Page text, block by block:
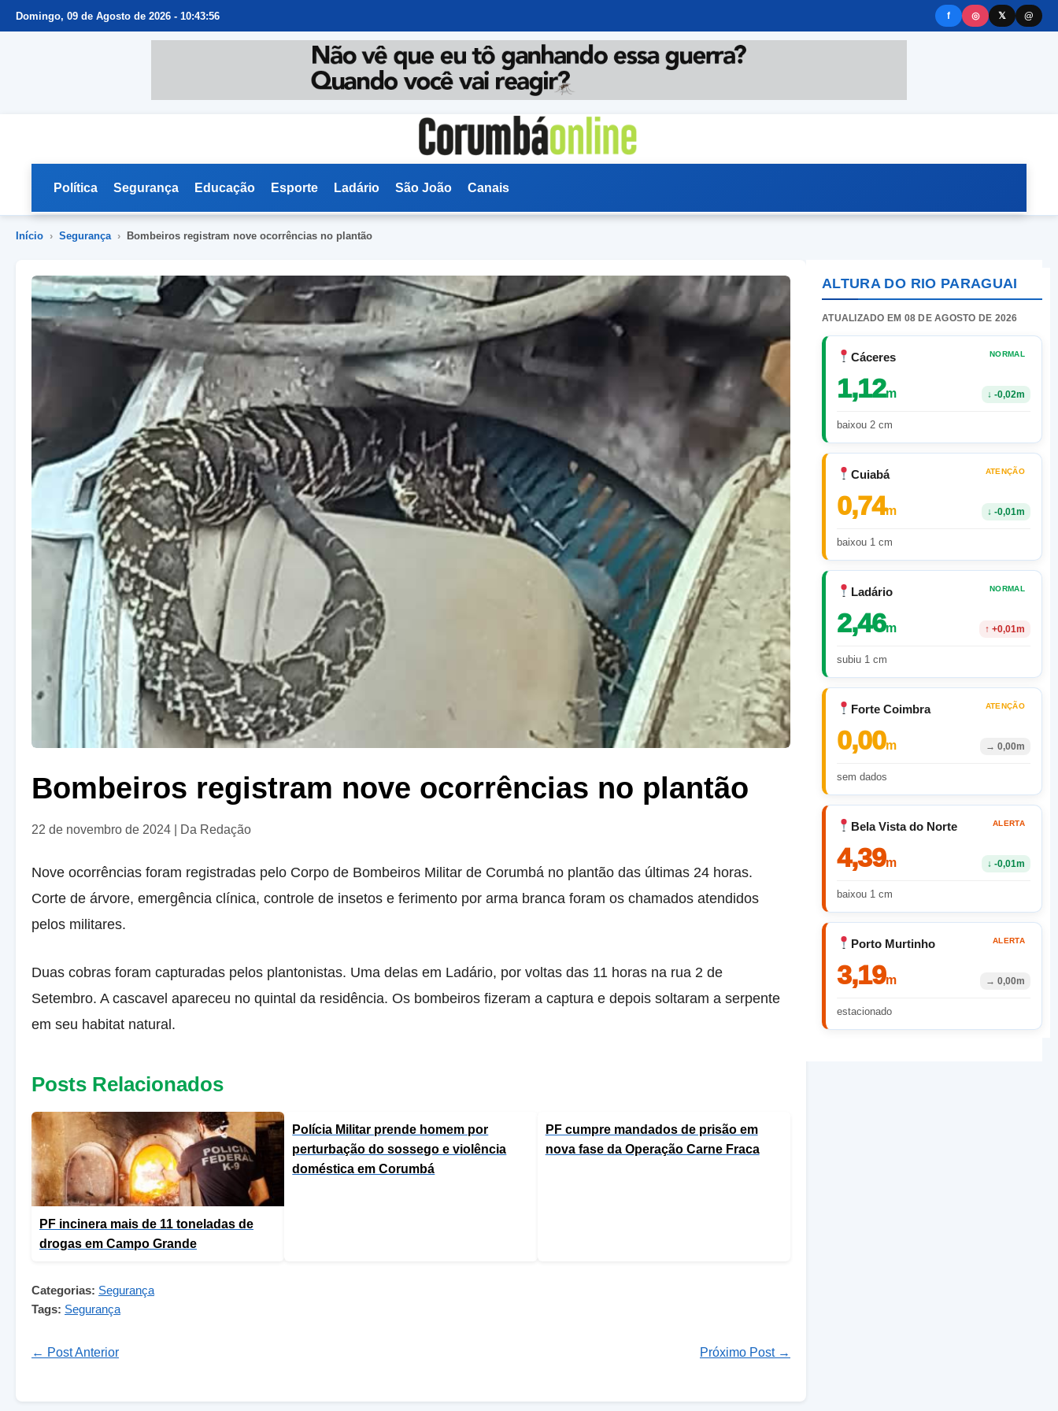
Domingo, 09 de Agosto de 2026 - 10:43:57 f ◎ 𝕏 @
Política Segurança Educação Esporte Ladário São João Canais
Início › Segurança › Bombeiros registram nove ocorrências no plantão
Bombeiros registram nove ocorrências no plantão
22 de novembro de 2024 Da Redação
Nove ocorrências foram registradas pelo Corpo de Bombeiros Militar de Corumbá no plantão das últimas 24 horas.
Corte de árvore, emergência clínica, controle de insetos e ferimento por arma branca foram os chamados atendidos
pelos militares.
Duas cobras foram capturadas pelos plantonistas. Uma delas em Ladário, por voltas das 11 horas na rua 2 de
Setembro. A cascavel apareceu no quintal da residência. Os bombeiros fizeram a captura e depois soltaram a serpente
em seu habitat natural.
Posts Relacionados
PF incinera mais de 11 toneladas de
drogas em Campo Grande
Polícia Militar prende homem por
perturbação do sossego e violência
doméstica em Corumbá
PF cumpre mandados de prisão em
nova fase da Operação Carne Fraca
Categorias: Segurança
Tags: Segurança
← Post Anterior Próximo Post →
ALTURA DO RIO PARAGUAI
ATUALIZADO EM 08 DE AGOSTO DE 2026
Cáceres NORMAL
1,12m ↓ -0,02m
baixou 2 cm
Cuiabá ATENÇÃO
0,74m ↓ -0,01m
baixou 1 cm
Ladário NORMAL
2,46m ↑ +0,01m
subiu 1 cm
Forte Coimbra ATENÇÃO
0,00m → 0,00m
sem dados
Bela Vista do Norte ALERTA
4,39m ↓ -0,01m
baixou 1 cm
Porto Murtinho ALERTA
3,19m → 0,00m
estacionado